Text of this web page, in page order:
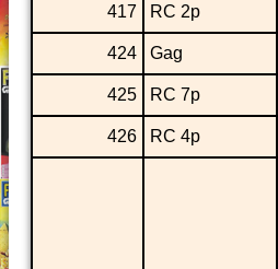
417
RC 2p
424 Gag
425 RC 7p
426 RC 4p